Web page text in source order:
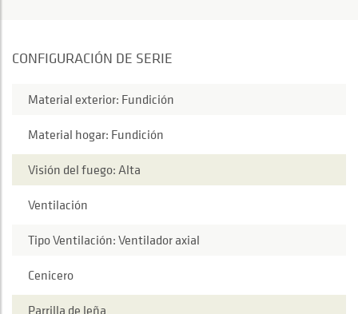
CONFIGURACIÓN DE SERIE
Material exterior: Fundición
Material hogar: Fundición
Visión del fuego: Alta
Ventilación
Tipo Ventilación: Ventilador axial
Cenicero
Parrilla de leña